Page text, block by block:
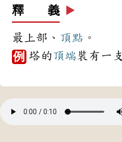
釋 義 ▶️
最上部、 頂點 。
例 塔的頂端 裝有一支